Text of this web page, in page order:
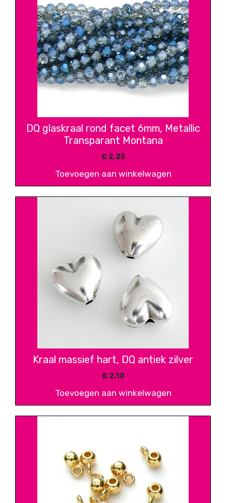
DQ glaskraal rond facet 6mm, Metallic
Transparant Montana
€2,25
Toevoegen aan winkelwagen
Kraal massief hart, DQ antiek zilver
€2,10
Toevoegen aan winkelwagen